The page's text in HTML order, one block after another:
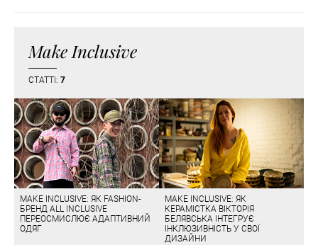
Make Inclusive
СТАТТІ: 7
MAKE INCLUSIVE: ЯК FASHION-
БРЕНД ALL INCLUSIVE
ПЕРЕОСМИСЛЮЄ АДАПТИВНИЙ
ОДЯГ
MAKE INCLUSIVE: ЯК
КЕРАМІСТКА ВІКТОРІЯ
БЕЛЯВСЬКА ІНТЕГРУЄ
ІНКЛЮЗИВНІСТЬ У СВОЇ
ДИЗАЙНИ